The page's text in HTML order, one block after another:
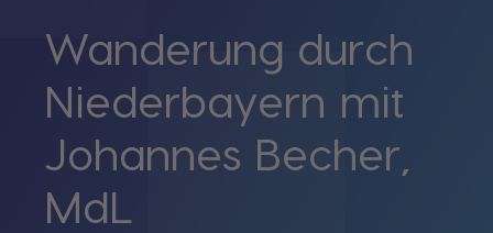
Wanderung durch
Niederbayern mit
Johannes Becher,
MdL